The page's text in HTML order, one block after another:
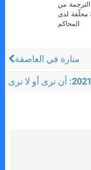
من
محلّفة لدى
المحاكم
منارة في العاصفة